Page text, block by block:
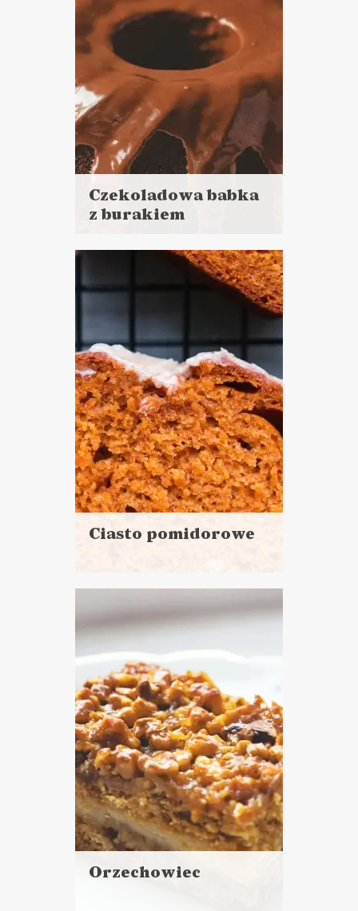
Czekoladowa babka
z burakiem
więcej
Czas przygotowania: 30 minut
+ 2 h 30 minut pieczenia i
studzenia
TŁUSTY CZWARTEK ?
Ciasto pomidorowe
więcej
do 30 minut
CIASTA I DESERY
WALENTYNKI ?
Orzechowiec